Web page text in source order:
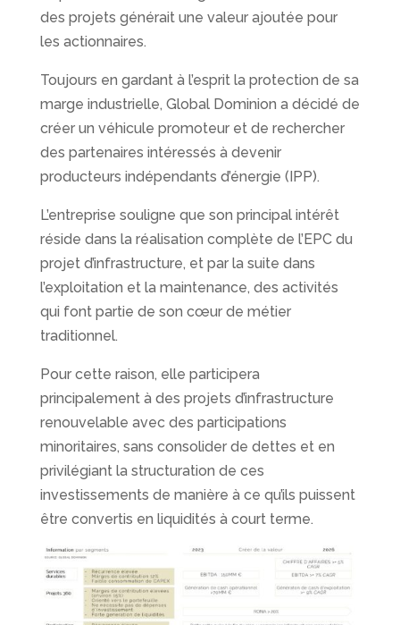
des projets générait une valeur ajoutée pour
les actionnaires.
Toujours en gardant à l’esprit la protection de sa
marge industrielle, Global Dominion a décidé de
créer un véhicule promoteur et de rechercher
des partenaires intéressés à devenir
producteurs indépendants d’énergie (IPP).
L’entreprise souligne que son principal intérêt
réside dans la réalisation complète de l’EPC du
projet d’infrastructure, et par la suite dans
l’exploitation et la maintenance, des activités
qui font partie de son cœur de métier
traditionnel.
Pour cette raison, elle participera
principalement à des projets d’infrastructure
renouvelable avec des participations
minoritaires, sans consolider de dettes et en
privilégiant la structuration de ces
investissements de manière à ce qu’ils puissent
être convertis en liquidités à court terme.